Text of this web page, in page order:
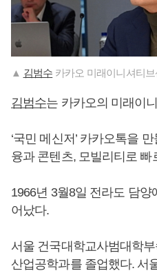
▲ 김범수 카카오 미래이니셔티
김범수는 카카오의 미래이
‘국민 메신저’ 카카오톡을
융과 콘텐츠, 모빌리티로 빠
1966년 3월8일 전라도 담양
어났다.
서울 건국대학교사범대학
산업공학과를 졸업했다. 서